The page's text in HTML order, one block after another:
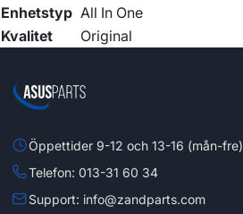
Enhetstyp All In One
Kvalitet
Original
Öppettider 9-12 och 13-16 (mån-fre)
Telefon: 013-31 60 34
Support: info@zandparts.com